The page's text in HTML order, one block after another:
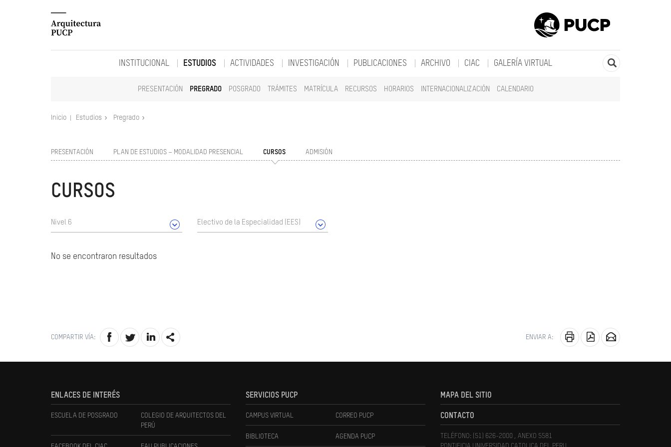
INSTITUCIONAL ESTUDIOS
PRESENTACIÓN PREGRADO POSGRADO TRÁMITES MATRÍCULA RECURSOS HORARIOS INTERNACIONALIZACIÓN CALENDARIO
ACTIVIDADES INVESTIGACIÓN PUBLICACIONES ARCHIVO CIAC GALERÍA VIRTUAL
Inicio Estudios Pregrado
PRESENTACIÓN PLAN DE ESTUDIOS – MODALIDAD PRESENCIAL CURSOS ADMISIÓN
CURSOS
Nivel 6 Electivo de la Especialidad (EES)
No se encontraron resultados
COMPARTIR VÍA: ENVIAR A:
ENLACES DE INTERÉS
ESCUELA DE POSGRADO
COLEGIO DE ARQUITECTOS DEL
PERÚ
SERVICIOS PUCP
CAMPUS VIRTUAL CORREO PUCP
BIBLIOTECA AGENDA PUCP
MAPA DEL SITIO
CONTACTO
TELÉFONO: (51) 626-2000 , ANEXO 5581